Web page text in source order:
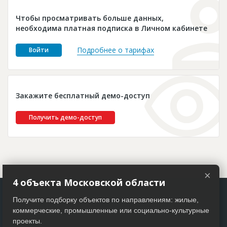
Платные услуги
Пресс-релизы
Чтобы просматривать больше данных,
необходима платная подписка в Личном кабинете
Войти Подробнее о тарифах
Закажите бесплатный демо-доступ
Получить демо-доступ
×
4 объекта Московской области
Получите подборку объектов по направлениям: жилые,
коммерческие, промышленные или социально-культурные
проекты.